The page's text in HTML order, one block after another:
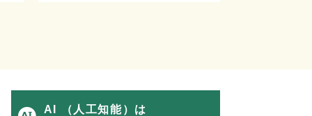
AI （人工知能）は